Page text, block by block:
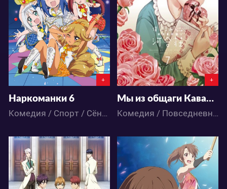
0 0
+
Наркоманки 6
Комедия / Спорт / Сёнэн / Аниме
2 7
+
Мы из общаги Кавай: Первое время OVA
Комедия / Повседневность / Романтика / Школа / Аниме